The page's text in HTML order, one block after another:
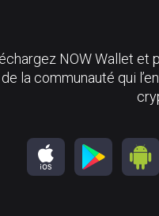
NOW Wallet et
de la communauté qui